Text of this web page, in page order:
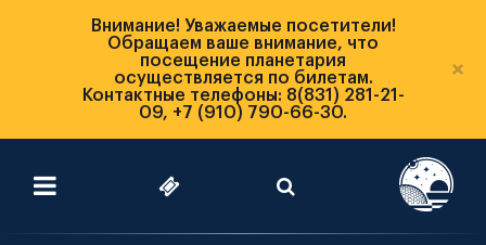
Внимание! Уважаемые посетители!
Обращаем ваше внимание, что
посещение планетария
осуществляется по билетам.
Контактные телефоны: 8(831) 281-21-
09, +7 (910) 790-66-30.
×